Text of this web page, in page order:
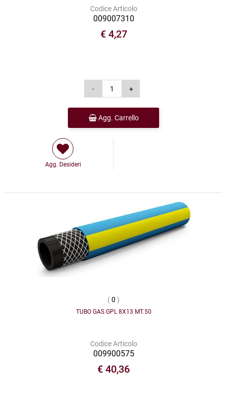
Codice Articolo
009007310
€ 4,27
Agg. Carrello
Agg. Desideri
(0 )
TUBO GAS GPL 8X13 MT.50
Codice Articolo
009900575
€ 40,36